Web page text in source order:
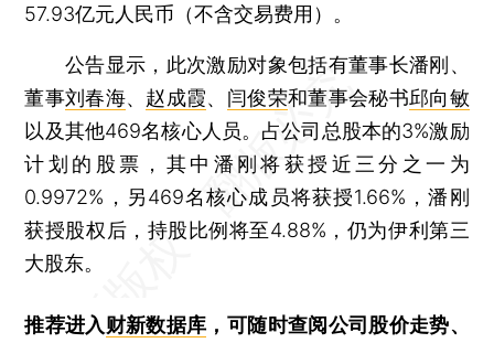
57.93亿元人民币（不含交易费用）。
公告显示，此次激励对象包括有董事长潘刚、
董事刘春海、 赵成霞、 闫俊荣和董事会秘书邱向敏
以及其他469名核心人员。占公司总股本的3%激励
计划的股票，其中潘刚将获授近三分之一为
0.9972%，另469名核心成员将获授1.66%，潘刚
获授股权后，持股比例将至4.88%，仍为伊利第三
大股东。
推荐进入财新数据库 ，可随时查阅公司股价走势、